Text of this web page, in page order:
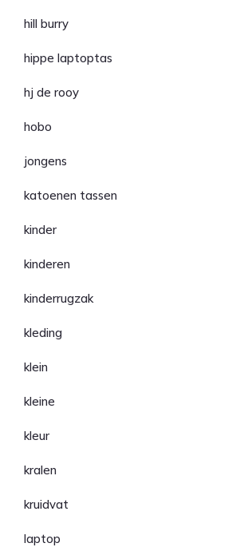
hill burry
hippe laptoptas
hj de rooy
hobo
jongens
katoenen tassen
kinder
kinderen
kinderrugzak
kleding
klein
kleine
kleur
kralen
kruidvat
laptop